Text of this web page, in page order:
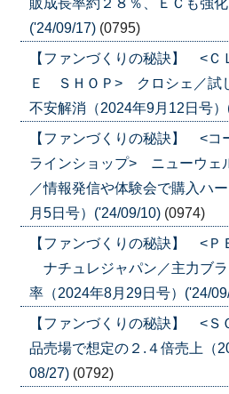
('24/09/17) (0795)
【ファンづくりの秘訣】 <
Ｅ ＳＨＯＰ> クロシェ／試
不安解消（2024年9月12日号
【ファンづくりの秘訣】 <コ
ラインショップ> ニューウェ
／情報発信や体験会で購入ハ
月5日号）('24/09/10) (0974)
【ファンづくりの秘訣】 <
ナチュレジャパン／主力ブ
率（2024年8月29日号）('24/
【ファンづくりの秘訣】 <
品売場で想定の２.４倍売上（
08/27) (0792)